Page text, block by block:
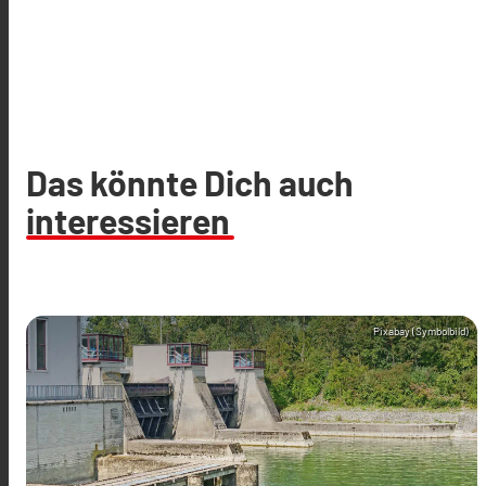
Das könnte Dich auch
interessieren
Pixabay (Symbolbild)